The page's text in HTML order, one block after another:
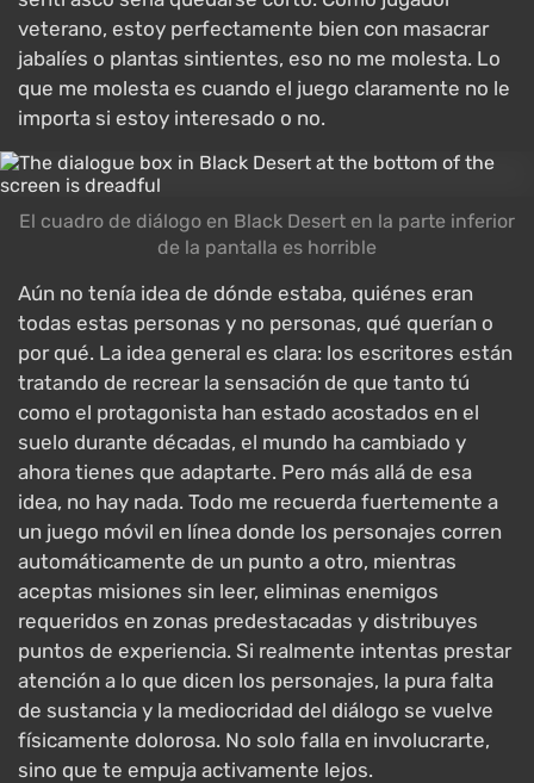
veterano, estoy perfectamente bien con masacrar
jabalíes o plantas sintientes, eso no me molesta. Lo
que me molesta es cuando el juego claramente no le
importa si estoy interesado o no.
El cuadro de diálogo en Black Desert en la parte inferior
de la pantalla es horrible
Aún no tenía idea de dónde estaba, quiénes eran
todas estas personas y no personas, qué querían o
por qué. La idea general es clara: los escritores están
tratando de recrear la sensación de que tanto tú
como el protagonista han estado acostados en el
suelo durante décadas, el mundo ha cambiado y
ahora tienes que adaptarte. Pero más allá de esa
idea, no hay nada. Todo me recuerda fuertemente a
un juego móvil en línea donde los personajes corren
automáticamente de un punto a otro, mientras
aceptas misiones sin leer, eliminas enemigos
requeridos en zonas predestacadas y distribuyes
puntos de experiencia. Si realmente intentas prestar
atención a lo que dicen los personajes, la pura falta
de sustancia y la mediocridad del diálogo se vuelve
físicamente dolorosa. No solo falla en involucrarte,
sino que te empuja activamente lejos.